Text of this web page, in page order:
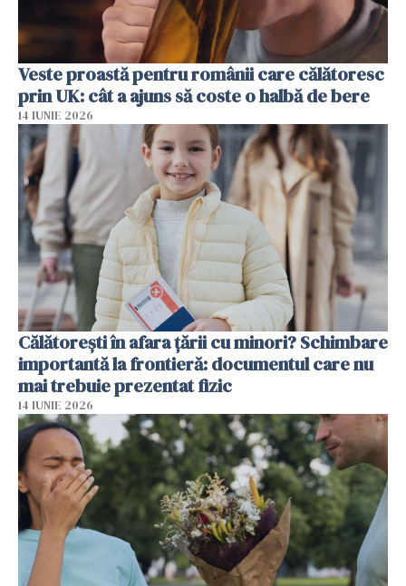
Veste proastă pentru românii care călătoresc
prin UK: cât a ajuns să coste o halbă de bere
14 IUNIE 2026
Călătorești în afara țării cu minori? Schimbare
importantă la frontieră: documentul care nu
mai trebuie prezentat fizic
14 IUNIE 2026